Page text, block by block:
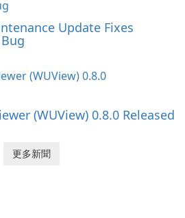
Update Fixes
(WUView) 0.8.0 Released
更多新聞